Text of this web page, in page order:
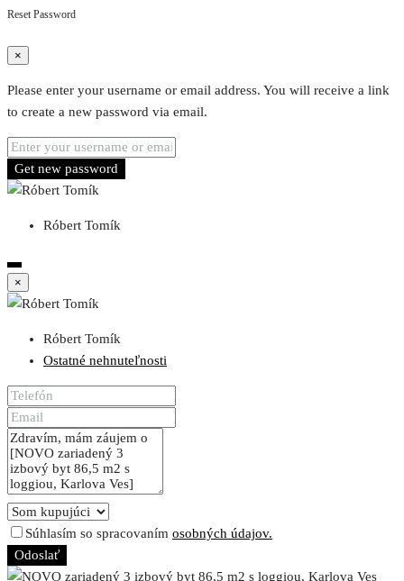
Reset Password
×
Please enter your username or email address. You will receive a link
to create a new password via email.
Get new password
Róbert Tomík
×
Róbert Tomík
Ostatné nehnuteľnosti
Súhlasím so spracovaním osobných údajov.
Odoslať